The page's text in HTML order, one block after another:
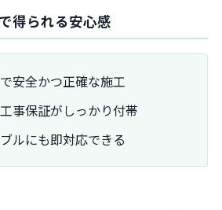
得られる安心感
安全かつ正確な施工
事保証がしっかり付帯
ルにも即対応できる